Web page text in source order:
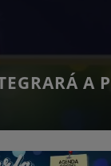
A